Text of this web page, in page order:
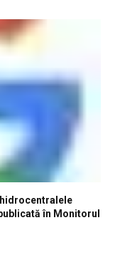
în Monitorul